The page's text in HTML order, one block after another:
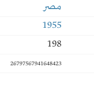
مصر
1955
198
26797567941648423